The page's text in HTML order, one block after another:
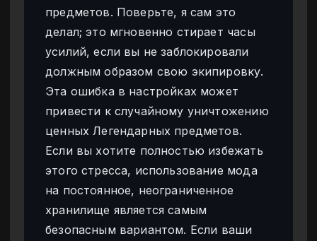
предметов. Поверьте, я сам это
делал; это мгновенно стирает часы
усилий, если вы не заблокировали
должным образом свою экипировку.
Эта ошибка в настройках может
привести к случайному уничтожению
ценных Легендарных предметов.
Если вы хотите полностью избежать
этого стресса, использование мода
на постоянное, неограниченное
хранилище является самым
безопасным вариантом. Если ваши